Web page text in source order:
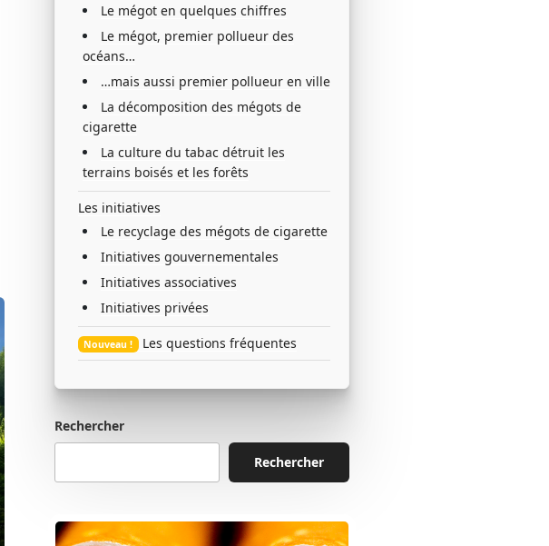
Le mégot en quelques chiffres
Le mégot, premier pollueur des
océans…
…mais aussi premier pollueur en ville
La décomposition des mégots de
cigarette
La culture du tabac détruit les
terrains boisés et les forêts
Les initiatives
Le recyclage des mégots de cigarette
Initiatives gouvernementales
Initiatives associatives
Initiatives privées
Nouveau ! Les questions fréquentes
Rechercher
Rechercher